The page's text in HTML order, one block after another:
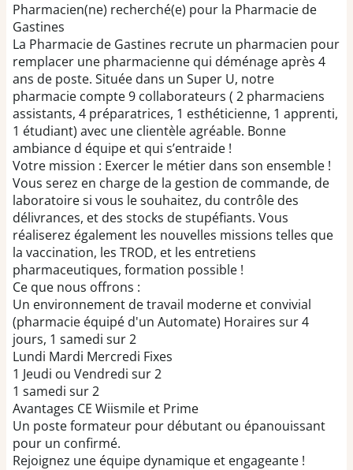
Pharmacien(ne) recherché(e) pour la Pharmacie de
Gastines
La Pharmacie de Gastines recrute un pharmacien pour
remplacer une pharmacienne qui déménage après 4
ans de poste. Située dans un Super U, notre
pharmacie compte 9 collaborateurs ( 2 pharmaciens
assistants, 4 préparatrices, 1 esthéticienne, 1 apprenti,
1 étudiant) avec une clientèle agréable. Bonne
ambiance d équipe et qui s’entraide !
Votre mission : Exercer le métier dans son ensemble !
Vous serez en charge de la gestion de commande, de
laboratoire si vous le souhaitez, du contrôle des
délivrances, et des stocks de stupéfiants. Vous
réaliserez également les nouvelles missions telles que
la vaccination, les TROD, et les entretiens
pharmaceutiques, formation possible !
Ce que nous offrons :
Un environnement de travail moderne et convivial
(pharmacie équipé d'un Automate) Horaires sur 4
jours, 1 samedi sur 2
Lundi Mardi Mercredi Fixes
1 Jeudi ou Vendredi sur 2
1 samedi sur 2
Avantages CE Wiismile et Prime
Un poste formateur pour débutant ou épanouissant
pour un confirmé.
Rejoignez une équipe dynamique et engageante !